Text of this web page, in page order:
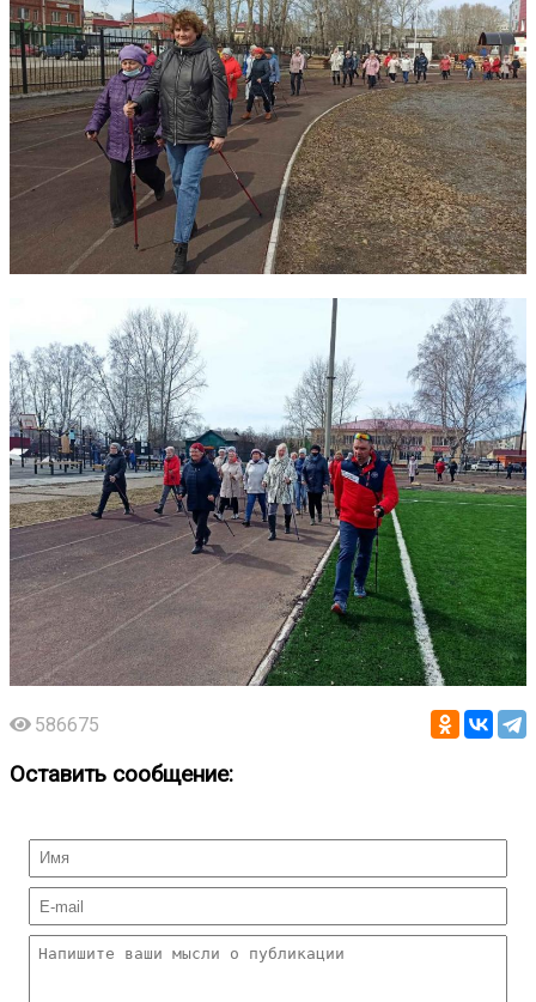
586675
Оставить сообщение: